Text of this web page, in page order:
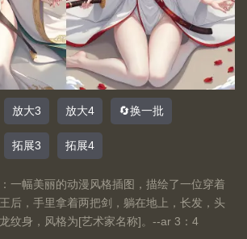
放大3 放大4 🔄换一批
拓展3 拓展4
一幅美丽的动漫风格插图，描绘了一位穿着
后，手里拿着两把剑，躺在地上，长发，头
纹身，风格为[艺术家名称]。--ar 3：4